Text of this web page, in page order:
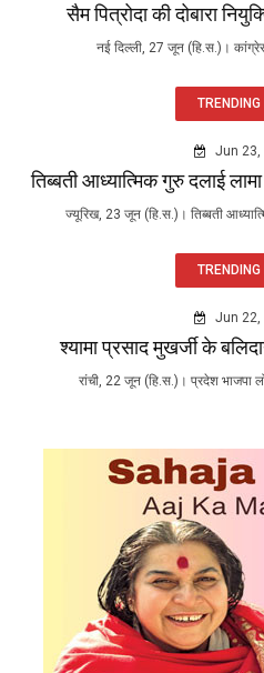
सैम पित्रोदा की दोबारा
नई दिल्ली, 27 जून (हि.स.)।
TRENDING
Jun 23,
तिब्बती आध्यात्मिक गुरु दलाई
ज्यूरिख, 23 जून (हि.स.)। तिब्बती
TRENDING
Jun 22,
श्यामा प्रसाद मुखर्जी के
रांची, 22 जून (हि.स.)। प्रदेश भाजपा